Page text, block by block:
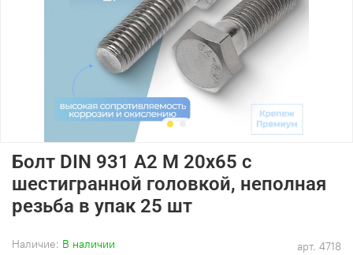
арт. 4718
Наличие: В наличии
Болт DIN 931 А2 M 20х65 с
шестигранной головкой, неполная
резьба в упак 25 шт